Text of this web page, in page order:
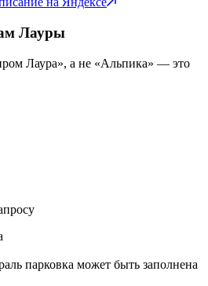
Лауры
Лаура», а не «Альпика» — это
парковка может быть заполнена